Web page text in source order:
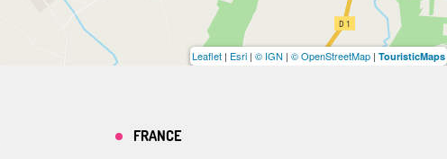
Leaflet | Esri | © IGN | © OpenStreetMap | TouristicMaps
FRANCE